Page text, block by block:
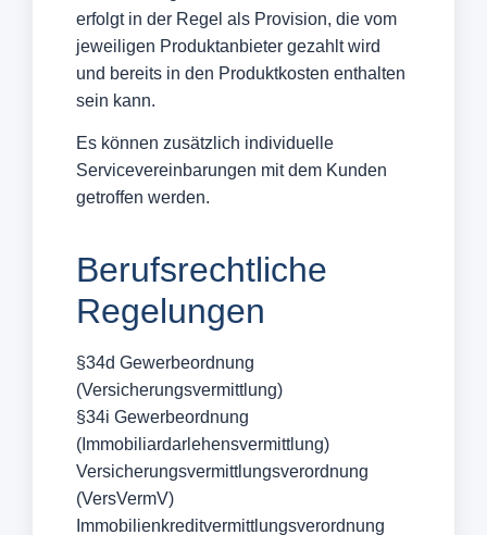
erfolgt in der Regel als Provision, die vom
jeweiligen Produktanbieter gezahlt wird
und bereits in den Produktkosten enthalten
sein kann.
Es können zusätzlich individuelle
Servicevereinbarungen mit dem Kunden
getroffen werden.
Berufsrechtliche
Regelungen
§34d Gewerbeordnung
(Versicherungsvermittlung)
§34i Gewerbeordnung
(Immobiliardarlehensvermittlung)
Versicherungsvermittlungsverordnung
(VersVermV)
Immobilienkreditvermittlungsverordnung